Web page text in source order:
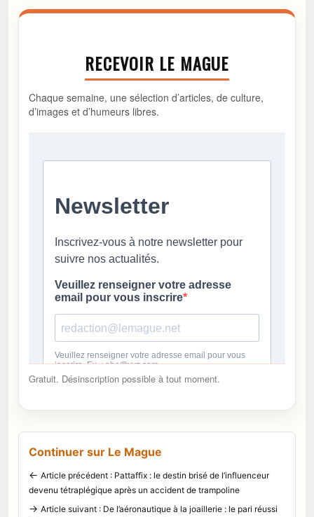
RECEVOIR LE MAGUE
Chaque semaine, une sélection d’articles, de culture,
d’images et d’humeurs libres.
Gratuit. Désinscription possible à tout moment.
Continuer sur Le Mague
← Article précédent : Pattaffix : le destin brisé de l’influenceur
devenu tétraplégique après un accident de trampoline
→ Article suivant : De l’aéronautique à la joaillerie : le pari réussi